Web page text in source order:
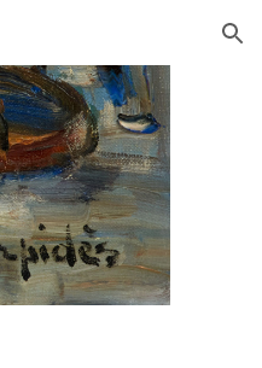
Skip to navigation